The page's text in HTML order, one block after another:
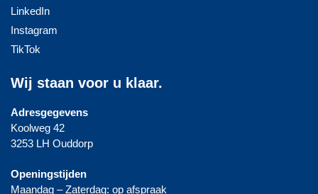
LinkedIn
Instagram
TikTok
Wij staan voor u klaar.
Adresgegevens
Koolweg 42
3253 LH Ouddorp
Openingstijden
Maandag – Zaterdag: op afspraak